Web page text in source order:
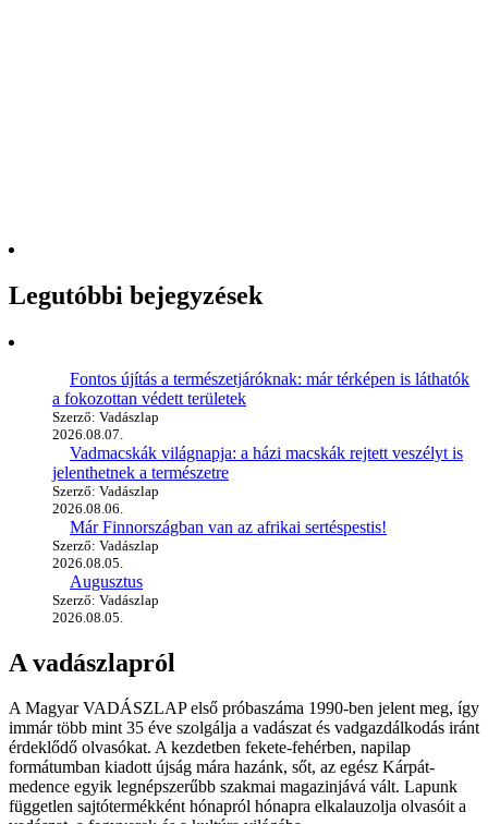
Legutóbbi bejegyzések
Fontos újítás a természetjáróknak: már térképen is láthatók
a fokozottan védett területek
Szerző: Vadászlap
2026.08.07.
Vadmacskák világnapja: a házi macskák rejtett veszélyt is
jelenthetnek a természetre
Szerző: Vadászlap
2026.08.06.
Már Finnországban van az afrikai sertéspestis!
Szerző: Vadászlap
2026.08.05.
Augusztus
Szerző: Vadászlap
2026.08.05.
A vadászlapról
A Magyar VADÁSZLAP első próbaszáma 1990-ben jelent meg, így
immár több mint 35 éve szolgálja a vadászat és vadgazdálkodás iránt
érdeklődő olvasókat. A kezdetben fekete-fehérben, napilap
formátumban kiadott újság mára hazánk, sőt, az egész Kárpát-
medence egyik legnépszerűbb szakmai magazinjává vált. Lapunk
független sajtótermékként hónapról hónapra elkalauzolja olvasóit a